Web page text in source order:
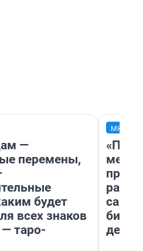
—
перемены,
будет
всех знаков
таро-